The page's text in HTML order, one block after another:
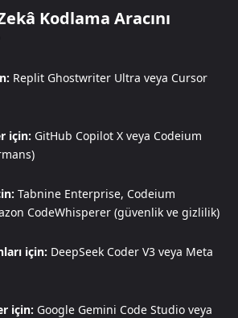
Kodlama Aracını
Replit Ghostwriter Ultra veya Cursor
için: GitHub Copilot X veya Codeium
Tabnine Enterprise, Codeium
CodeWhisperer (güvenlik ve gizlilik)
için: DeepSeek Coder V3 veya Meta
için: Google Gemini Code Studio veya